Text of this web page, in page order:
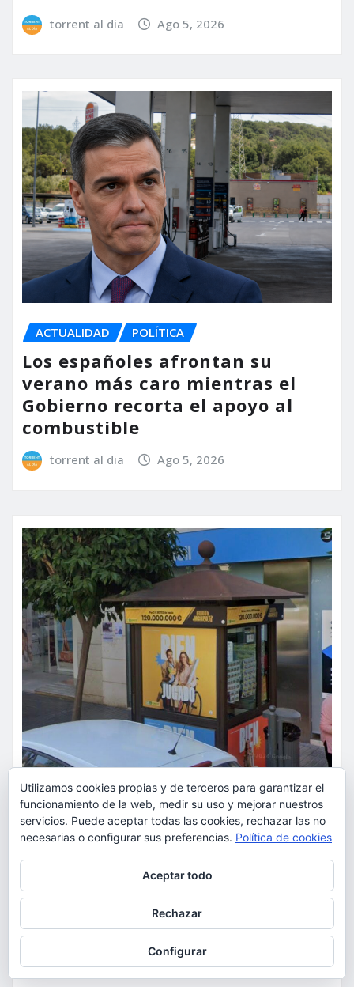
torrent al dia Ago 5, 2026
ACTUALIDAD POLÍTICA
Los españoles afrontan su
verano más caro mientras el
Gobierno recorta el apoyo al
combustible
torrent al dia Ago 5, 2026
ACTUALIDAD OCIO
El Grupo Social ONCE reparte de
manera gratuita dos millones
de gafas seguras para ver el
eclipse total de sol del 12 de
agosto
Ago 5, 2026
Utilizamos cookies propias y de terceros para garantizar el
funcionamiento de la web, medir su uso y mejorar nuestros
servicios. Puede aceptar todas las cookies, rechazar las no
necesarias o configurar sus preferencias. Política de cookies
Aceptar todo
Rechazar
Configurar
Para obtener más información, incluido cómo gestionar las cookies,